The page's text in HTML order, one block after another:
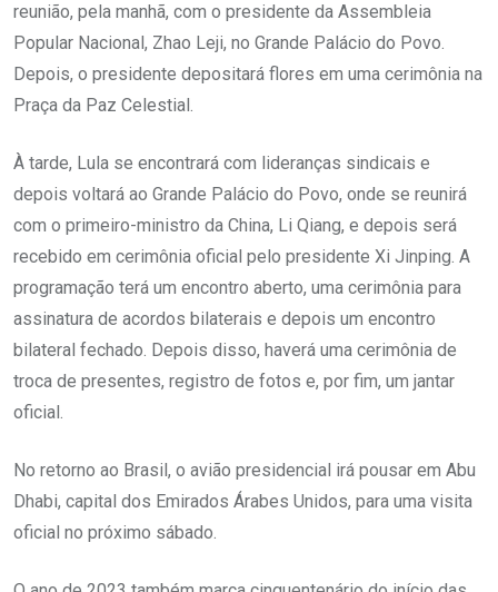
reunião, pela manhã, com o presidente da Assembleia
Popular Nacional, Zhao Leji, no Grande Palácio do Povo.
Depois, o presidente depositará flores em uma cerimônia na
Praça da Paz Celestial.
À tarde, Lula se encontrará com lideranças sindicais e
depois voltará ao Grande Palácio do Povo, onde se reunirá
com o primeiro-ministro da China, Li Qiang, e depois será
recebido em cerimônia oficial pelo presidente Xi Jinping. A
programação terá um encontro aberto, uma cerimônia para
assinatura de acordos bilaterais e depois um encontro
bilateral fechado. Depois disso, haverá uma cerimônia de
troca de presentes, registro de fotos e, por fim, um jantar
oficial.
No retorno ao Brasil, o avião presidencial irá pousar em Abu
Dhabi, capital dos Emirados Árabes Unidos, para uma visita
oficial no próximo sábado.